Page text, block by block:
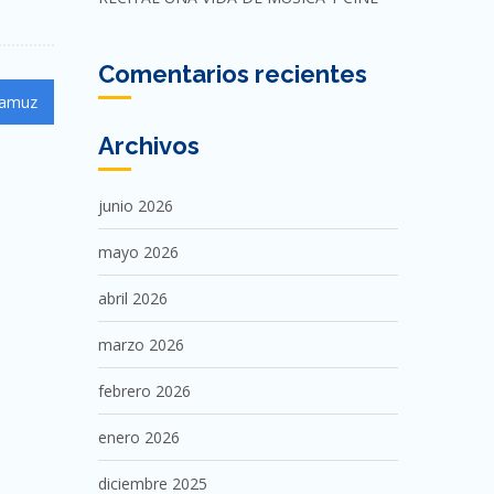
Comentarios recientes
Archivos
junio 2026
mayo 2026
abril 2026
marzo 2026
febrero 2026
enero 2026
diciembre 2025